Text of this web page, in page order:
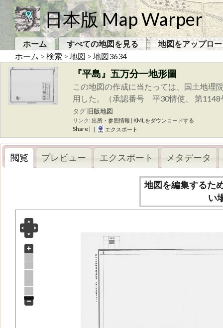
日本版 Map Warper
ホーム すべての地図を見る
地図をアップロ
ホーム > 検索 > 地図 > 地図3634
『平島』五万分一地形圖
この地図の作成に当たっては、国土地理
用した。（承認番号 平30情使、 第
タグ 旧版地図
リンク: 出所・参照情報 | KMLをダウンロードする
Share | | エクスポート
閲覧 プレビュー エクスポート メタデータ
地図を編集するた
い